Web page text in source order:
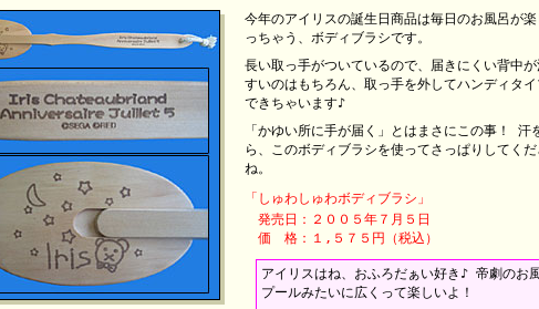
今年のアイリスの誕生日商品は毎日のお風呂が楽
っちゃう、ボディブラシです。
長い取っ手がついているので、届きにくい背中
すいのはもちろん、取っ手を外してハンディタイ
できちゃいます♪
「かゆい所に手が届く」とはまさにこの事！ 汗
ら、このボディブラシを使ってさっぱりしてく
ね。
「しゅわしゅわボディブラシ」
発売日：２００５年７月５日
価 格：１,５７５円（税込）
アイリスはね、おふろだぁい好き♪ 帝劇のお
プールみたいに広くって楽しいよ！